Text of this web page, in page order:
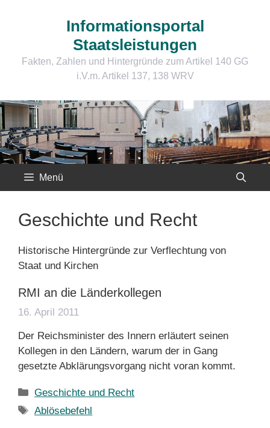
Informationsportal
Staatsleistungen
Fakten, Zahlen und Hintergründe zum Artikel 140 GG
i.V.m. Artikel 137, 138 WRV
Menü
Geschichte und Recht
Historische Hintergründe zur Verflechtung von
Staat und Kirchen
RMI an die Länderkollegen
16. April 2011
Der Reichsminister des Innern erläutert seinen
Kollegen in den Ländern, warum der in Gang
gesetzte Abklärungsvorgang nicht voran kommt.
Kategorien
Geschichte und Recht
Schlagwörter
Ablösebefehl